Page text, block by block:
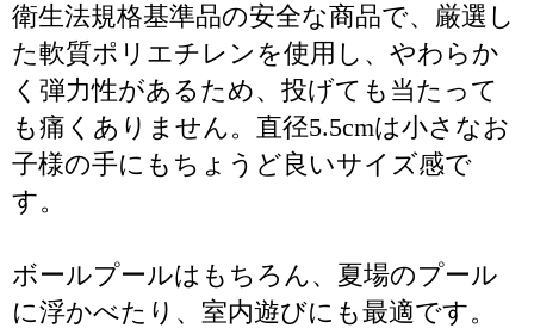
衛生法規格基準品の安全な商品で、厳選し
た軟質ポリエチレンを使用し、やわらか
く弾力性があるため、投げても当たって
も痛くありません。直径5.5cmは小さなお
子様の手にもちょうど良いサイズ感で
す。
ボールプールはもちろん、夏場のプール
に浮かべたり、室内遊びにも最適です。